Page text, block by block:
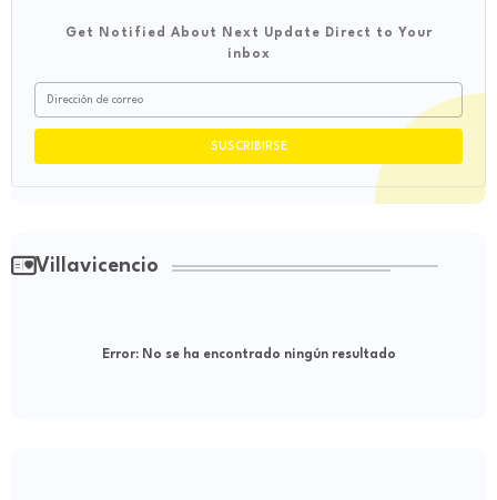
Get Notified About Next Update Direct to Your
inbox
Villavicencio
Error:No se ha encontrado ningún resultado